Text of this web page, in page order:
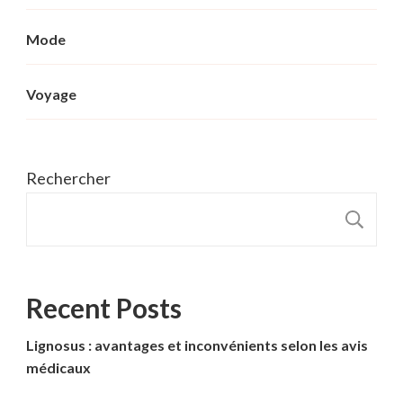
Mode
Voyage
Rechercher
Recent Posts
Lignosus : avantages et inconvénients selon les avis
médicaux